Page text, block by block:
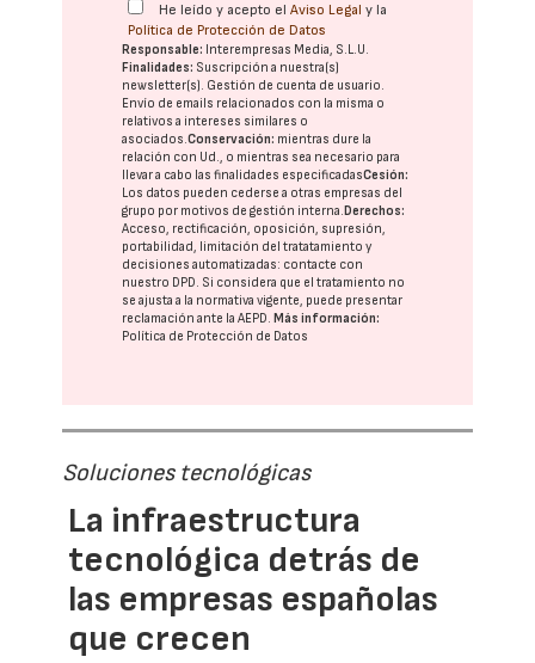
He leído y acepto elAviso Legal y la
Política de Protección de Datos
Responsable: Interempresas Media, S.L.U.
Finalidades: Suscripción a nuestra(s)
newsletter(s). Gestión de cuenta de usuario.
Envío de emails relacionados con la misma o
relativos a intereses similares o
asociados.Conservación: mientras dure la
relación con Ud., o mientras sea necesario para
llevar a cabo las finalidades especificadasCesión:
Los datos pueden cederse a otras empresas del
grupo por motivos de gestión interna. Derechos:
Acceso, rectificación, oposición, supresión,
portabilidad, limitación del tratatamiento y
decisiones automatizadas: contacte con
nuestro DPD. Si considera que el tratamiento no
se ajusta a la normativa vigente, puede presentar
reclamación ante laAEPD. Más información:
Política de Protección de Datos
Soluciones tecnológicas
La infraestructura
tecnológica detrás de
las empresas españolas
que crecen